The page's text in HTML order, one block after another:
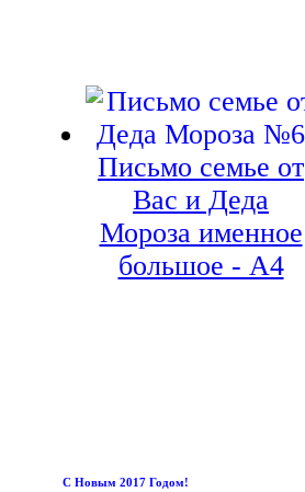
Письмо семье от
Вас и Деда
Мороза именное
большое - А4
С Новым 2017 Годом!